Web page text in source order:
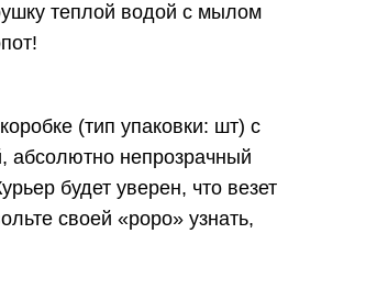
теплой водой с мылом
(тип упаковки: шт) с
абсолютно непрозрачный
будет уверен, что везет
своей «popo» узнать,